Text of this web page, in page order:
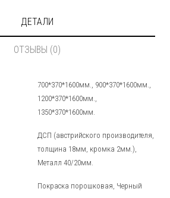
ДЕТАЛИ
ОТЗЫВЫ (0)
700*370*1600мм., 900*370*1600мм.,
1200*370*1600мм.,
1350*370*1600мм.
ДСП (австрийского производителя,
толщина 18мм, кромка 2мм.),
Металл 40/20мм.
Покраска порошковая, Черный